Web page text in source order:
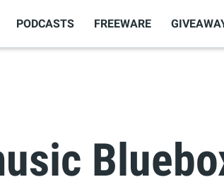
PODCASTS FREEWARE